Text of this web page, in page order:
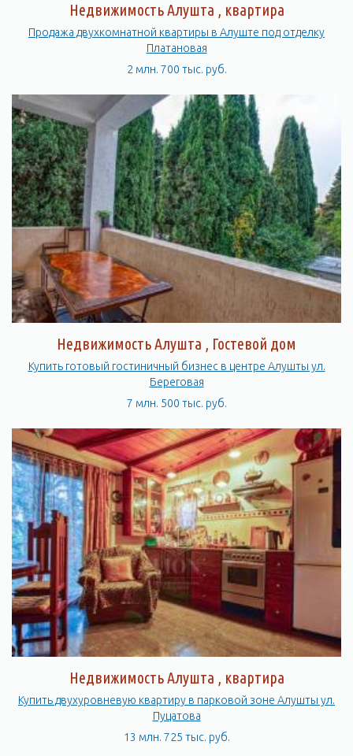
Недвижимость Алушта , квартира
Продажа двухкомнатной квартиры в Алуште под отделку
Платановая
2 млн. 700 тыс. руб.
Недвижимость Алушта , Гостевой дом
Купить готовый гостиничный бизнес в центре Алушты ул.
Береговая
7 млн. 500 тыс. руб.
Недвижимость Алушта , квартира
Купить двухуровневую квартиру в парковой зоне Алушты ул.
Пуцатова
13 млн. 725 тыс. руб.